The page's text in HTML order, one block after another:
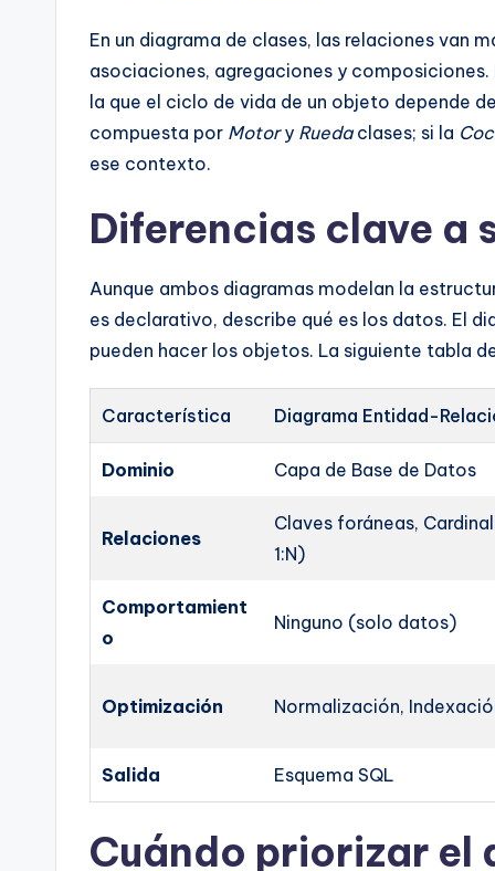
En un diagrama de clases, las relaciones van
asociaciones, agregaciones y
la que el ciclo de vida de un objeto depende
compuesta por Motory Ruedaclases; si la
ese contexto.
Diferencias clave a
Aunque ambos diagramas modelan la
es declarativo, describe qué es los datos. El
pueden hacer los objetos. La siguiente tabla
Característica Diagrama Entidad-
Dominio Capa de Base de Datos
Relaciones
Claves foráneas,
1:N)
Comportamient
o
Ninguno (solo datos)
Optimización Normalización,
Salida Esquema SQL
Cuándo priorizar el